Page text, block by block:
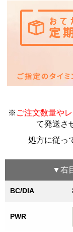
※ ご注文数量や
て発送さ
処方に従っ
▼右
BC/DIA
PWR